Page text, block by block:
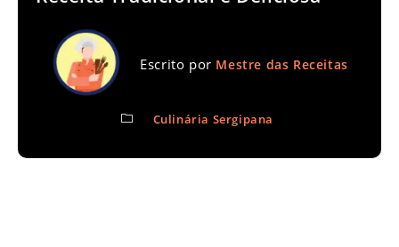
Escrito por Mestre das Receitas
Culinária Sergipana